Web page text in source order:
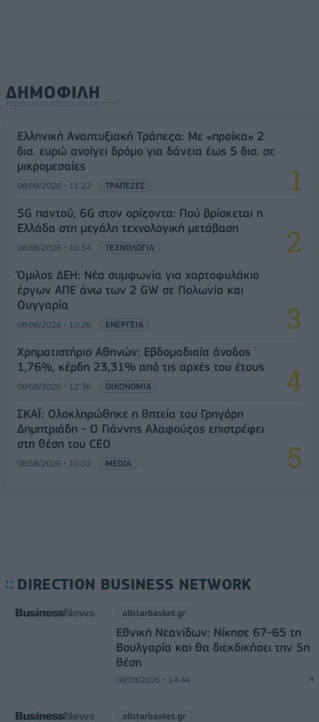
ΔΗΜΟΦΙΛΗ
Ελληνική Αναπτυξιακή Τράπεζα: Με «προίκα» 2
δισ. ευρώ ανοίγει δρόμο για δάνεια έως 5 δισ. σε
μικρομεσαίες
08/08/2026 - 11:22 ΤΡΑΠΕΖΕΣ
5G παντού, 6G στον ορίζοντα: Πού βρίσκεται η
Ελλάδα στη μεγάλη τεχνολογική μετάβαση
08/08/2026 - 10:54 ΤΕΧΝΟΛΟΓΙΑ
Όμιλος ΔΕΗ: Νέα συμφωνία για χαρτοφυλάκιο
έργων ΑΠΕ άνω των 2 GW σε Πολωνία και
Ουγγαρία
08/08/2026 - 10:26 ΕΝΕΡΓΕΙΑ
Χρηματιστήριο Αθηνών: Εβδομαδιαία άνοδος
1,76%, κέρδη 23,31% από τις αρχές του έτους
08/08/2026 - 12:36 ΟΙΚΟΝΟΜΙΑ
ΣΚΑΪ: Ολοκληρώθηκε η θητεία του Γρηγόρη
Δημητριάδη - Ο Γιάννης Αλαφούζος επιστρέφει
στη θέση του CEO
08/08/2026 - 10:02 MEDIA
DIRECTION BUSINESS NETWORK
allstarbasket.gr
Εθνική Νεανίδων: Νίκησε 67-65 τη
Βουλγαρία και θα διεκδικήσει την 5η
θέση
08/08/2026 - 14:44
allstarbasket.gr